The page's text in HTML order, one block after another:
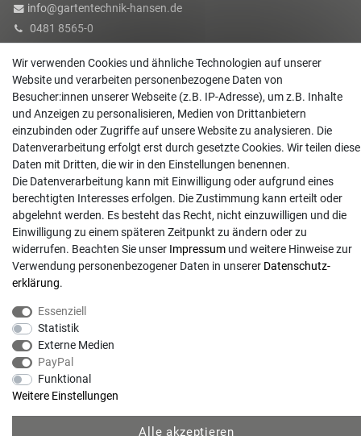
info@gartentechnik-hansen.de
0481 8565-0
Mo. - Do. 08:00 - 17:00 | Fr. 8:00 - 15:00
Anrufe aus dem dt. Festnetz zum Ortstarif, Preise aus dem Mobilfunknetz ggf.
abweichend (abhängig vom Provider).
© Copyright 2026 | Alle Rechte vorbehalten. - Gartentechnik Hansen | Realisation
Wir verwenden Cookies und ähnliche Technologien auf unserer
Website und verarbeiten personenbezogene Daten von
Besucher:innen unserer Webseite (z.B. IP-Adresse), um z.B. Inhalte
und Anzeigen zu personalisieren, Medien von Drittanbietern
einzubinden oder Zugriffe auf unsere Website zu analysieren. Die
Datenverarbeitung erfolgt erst durch gesetzte Cookies. Wir teilen diese
Daten mit Dritten, die wir in den Einstellungen benennen.
Die Datenverarbeitung kann mit Einwilligung oder aufgrund eines
berechtigten Interesses erfolgen. Die Zustimmung kann erteilt oder
abgelehnt werden. Es besteht das Recht, nicht einzuwilligen und die
Einwilligung zu einem späteren Zeitpunkt zu ändern oder zu
widerrufen. Beachten Sie unser Impressum und weitere Hinweise zur
Verwendung personenbezogener Daten in unserer Daten­schutz­
erklärung.
Essenziell
Statistik
Externe Medien
PayPal
Funktional
Weitere Einstellungen
Alle akzeptieren